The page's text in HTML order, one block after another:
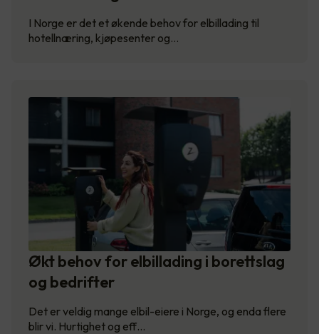
I Norge er det et økende behov for elbillading til
hotellnæring, kjøpesenter og…
Økt behov for elbillading i borettslag
og bedrifter
Det er veldig mange elbil-eiere i Norge, og enda flere
blir vi. Hurtighet og eff…